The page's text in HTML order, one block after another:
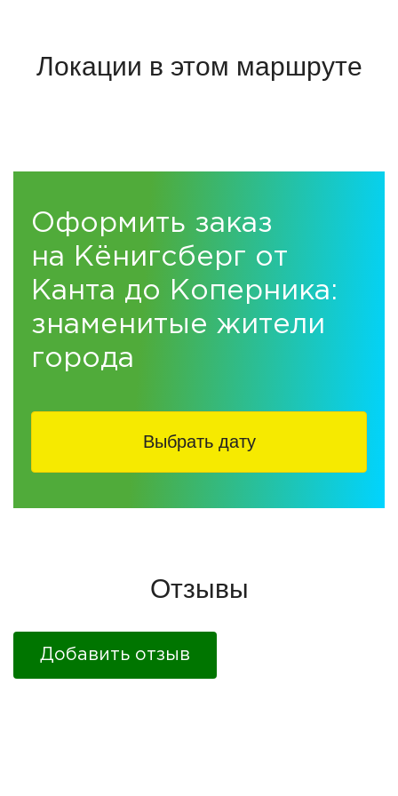
Смотровая площадка «Маяк»: 100 ₽
Локации в этом маршруте
Оформить заказ
на Кёнигсберг от
Канта до Коперника:
знаменитые жители
города
Выбрать дату
Отзывы
Добавить отзыв